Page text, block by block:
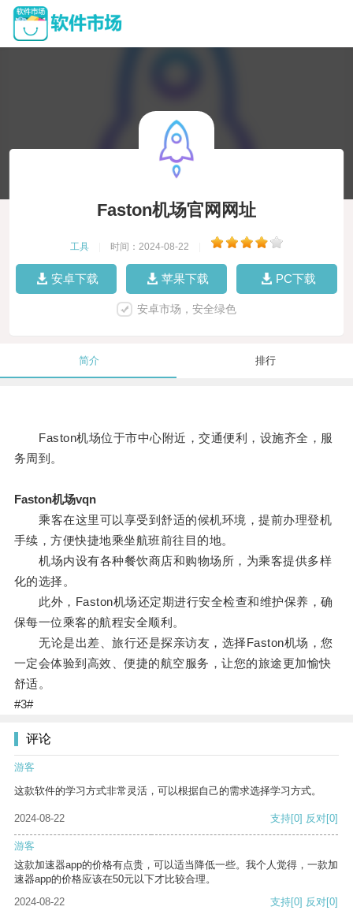
Faston机场官网网址
工具 时间：2024-08-22
安卓下载 苹果下载 PC下载
安卓市场，安全绿色
简介 排行
Faston机场位于市中心附近，交通便利，设施齐全，服
务周到。
Faston机场vqn
乘客在这里可以享受到舒适的候机环境，提前办理登机
手续，方便快捷地乘坐航班前往目的地。
机场内设有各种餐饮商店和购物场所，为乘客提供多样
化的选择。
此外，Faston机场还定期进行安全检查和维护保养，确
保每一位乘客的航程安全顺利。
无论是出差、旅行还是探亲访友，选择Faston机场，您
一定会体验到高效、便捷的航空服务，让您的旅途更加愉快
舒适。
#3#
评论
游客
这款软件的学习方式非常灵活，可以根据自己的需求选择学习方式。
2024-08-22 支持[0] 反对[0]
游客
这款加速器app的价格有点贵，可以适当降低一些。我个人觉得，一款加
速器app的价格应该在50元以下才比较合理。
2024-08-22
支持[0] 反对[0]